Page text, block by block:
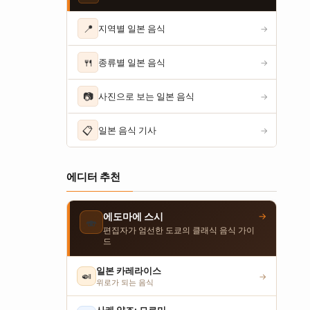
📍 지역별 일본 음식 →
🍴 종류별 일본 음식 →
📷 사진으로 보는 일본 음식 →
📋 일본 음식 기사 →
에디터 추천
🍣 에도마에 스시
편집자가 엄선한 도쿄의 클래식 음식 가이
드
→
🍛 일본 카레라이스
위로가 되는 음식
→